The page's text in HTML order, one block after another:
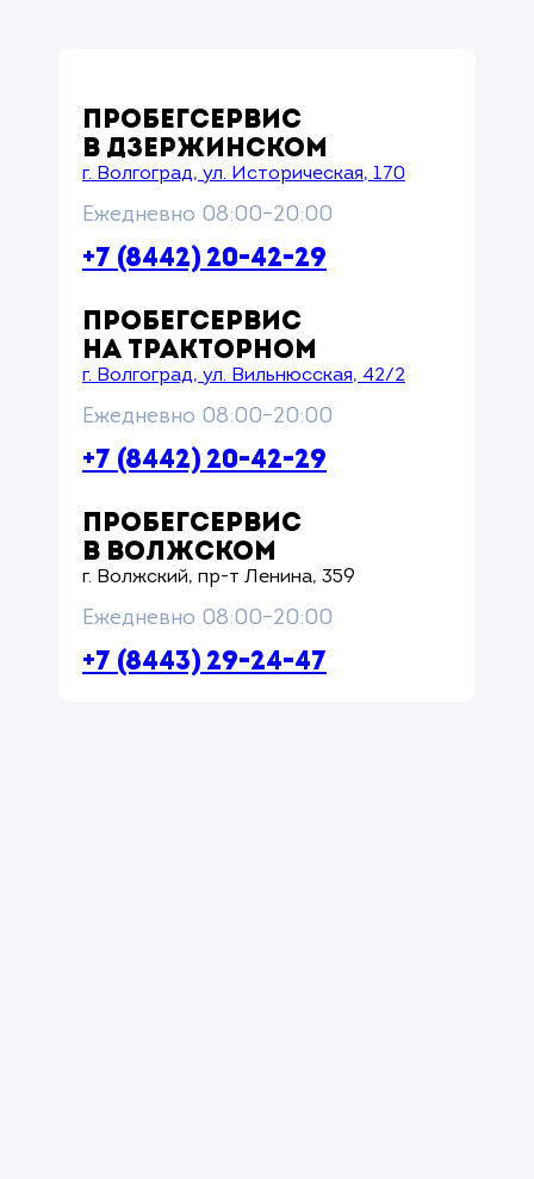
ПРОБЕГСЕРВИС
В ДЗЕРЖИНСКОМ
г. Волгоград, ул. Историческая, 170
Ежедневно 08:00–20:00
+7 (8442) 20-42-29
ПРОБЕГСЕРВИС
НА ТРАКТОРНОМ
г. Волгоград, ул. Вильнюсская, 42/2
Ежедневно 08:00–20:00
+7 (8442) 20-42-29
ПРОБЕГСЕРВИС
В ВОЛЖСКОМ
г. Волжский, пр-т Ленина, 359
Ежедневно 08:00–20:00
+7 (8443) 29-24-47